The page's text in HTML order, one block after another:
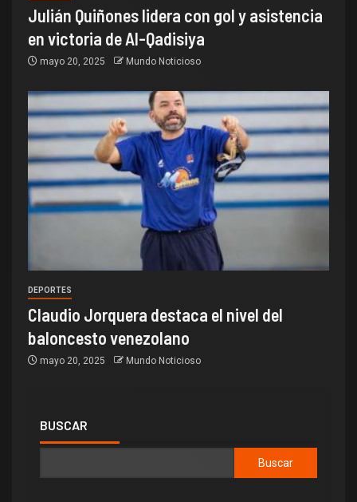
Julián Quiñones lidera con gol y asistencia
en victoria de Al-Qadisiya
mayo 20, 2025 Mundo Noticioso
DEPORTES
Claudio Jorquera destaca el nivel del
baloncesto venezolano
mayo 20, 2025 Mundo Noticioso
BUSCAR
Buscar